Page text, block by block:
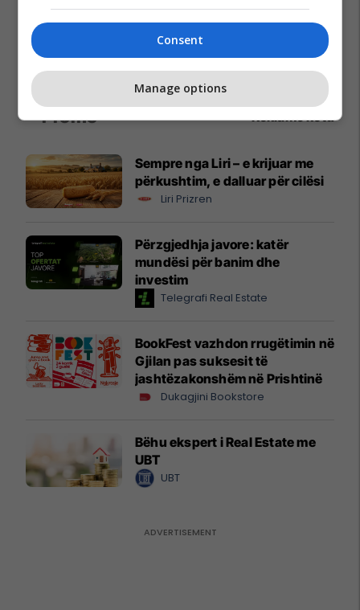
Promo Reklamo këtu
Sempre nga Liri – e krijuar me
përkushtim, e dalluar për cilësi
Liri Prizren
Përzgjedhja javore: katër
mundësi për banim dhe
investim
Telegrafi Real Estate
BookFest vazhdon rrugëtimin në
Gjilan pas suksesit të
jashtëzakonshëm në Prishtinë
Dukagjini Bookstore
Bëhu ekspert i Real Estate me
UBT
UBT
Consent
Manage options